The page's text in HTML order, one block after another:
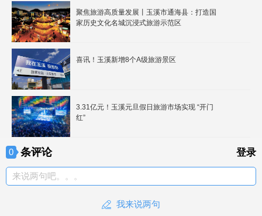
聚焦旅游高质量发展丨玉溪市通海县：打造国
家历史文化名城沉浸式旅游示范区
喜讯！玉溪新增8个A级旅游景区
3.31亿元！玉溪元旦假日旅游市场实现 “开门
红”
0 条评论 登录
来说两句吧。。。
我来说两句